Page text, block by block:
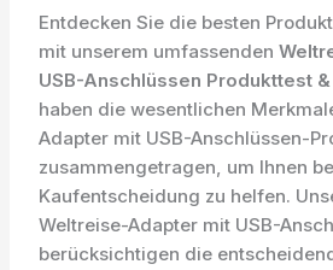
Entdecken Sie die besten
mit unserem umfassenden
USB-Anschlüssen Produkttest
haben die wesentlichen
Adapter mit USB-Anschlüssen-
zusammengetragen, um Ihnen
Kaufentscheidung zu helfen.
Weltreise-Adapter mit USB-
berücksichtigen die